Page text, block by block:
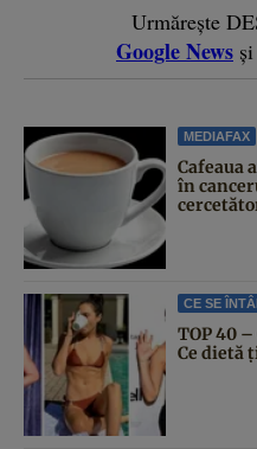
Urmărește
Google News și
MEDIAFAX
Cafeaua
în
CE SE
TOP 40
Ce dietă